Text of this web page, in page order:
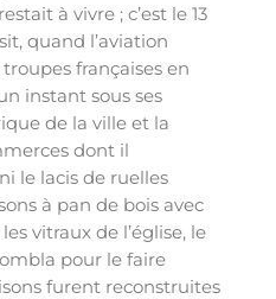
à vivre ; c’est le 13
quand l’aviation
françaises en
instant sous ses
de la ville et la
dont il
le lacis de ruelles
à pan de bois avec
vitraux de l’église, le
pour le faire
furent reconstruites